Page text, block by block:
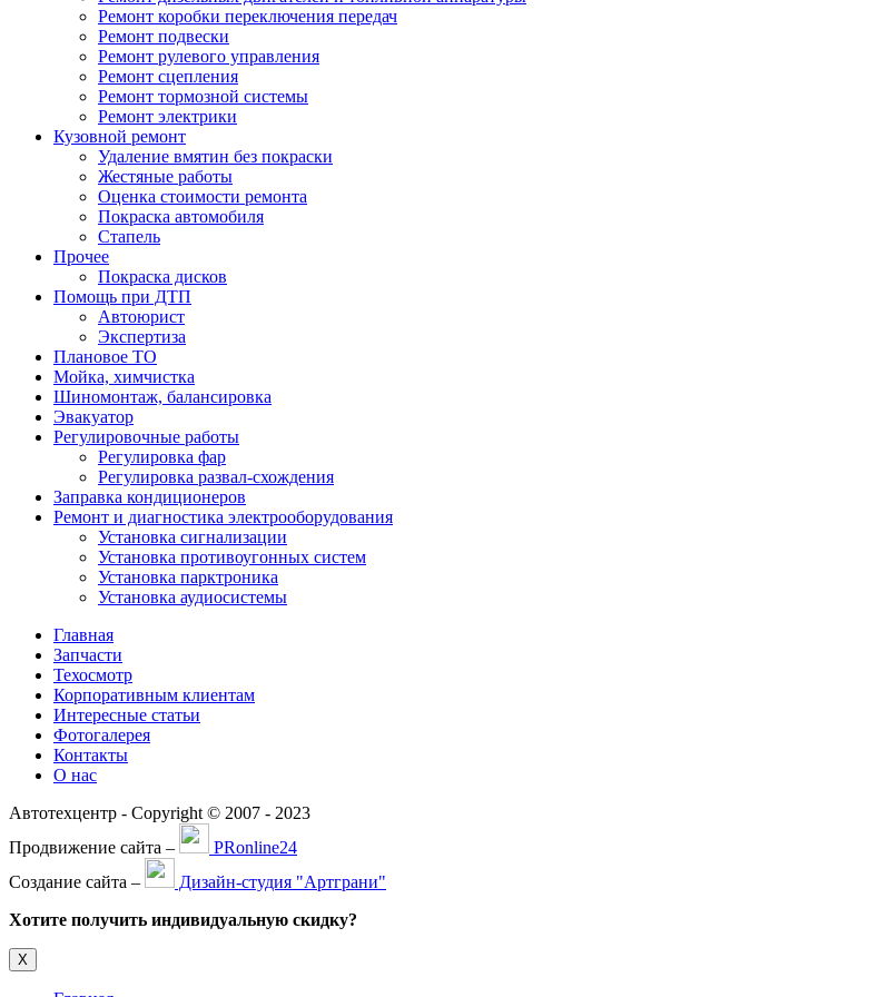
Ремонт коробки переключения передач
Ремонт подвески
Ремонт рулевого управления
Ремонт сцепления
Ремонт тормозной системы
Ремонт электрики
Кузовной ремонт
Удаление вмятин без покраски
Жестяные работы
Оценка стоимости ремонта
Покраска автомобиля
Стапель
Прочее
Покраска дисков
Помощь при ДТП
Автоюрист
Экспертиза
Плановое ТО
Мойка, химчистка
Шиномонтаж, балансировка
Эвакуатор
Регулировочные работы
Регулировка фар
Регулировка развал-схождения
Заправка кондиционеров
Ремонт и диагностика электрооборудования
Установка сигнализации
Установка противоугонных систем
Установка парктроника
Установка аудиосистемы
Главная
Запчасти
Техосмотр
Корпоративным клиентам
Интересные статьи
Фотогалерея
Контакты
О нас
Автотехцентр - Copyright © 2007 - 2023
Продвижение сайта –
PRonline24
Создание сайта –
Дизайн-студия "Артграни"
Хотите получить индивидуальную скидку?
Х